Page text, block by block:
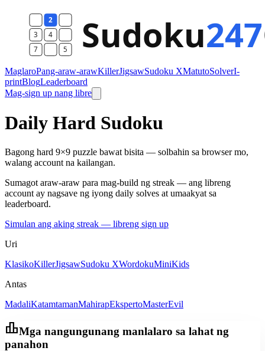
MaglaroPang-araw-arawKillerJigsawSudoku XMatutoSolverI-
printBlogLeaderboard
Mag-sign up nang libre
Daily Hard Sudoku
Bagong hard 9×9 puzzle bawat bisita — solbahin sa browser mo,
walang account na kailangan.
Sumagot araw-araw para mag-build ng streak — ang libreng
account ay nagsave ng iyong daily solves at umaakyat sa
leaderboard.
Simulan ang aking streak — libreng sign up
Uri
KlasikoKillerJigsawSudoku XWordokuMiniKids
Antas
MadaliKatamtamanMahirapEkspertoMasterEvil
leaderboardMga nangungunang manlalaro sa lahat ng
panahon